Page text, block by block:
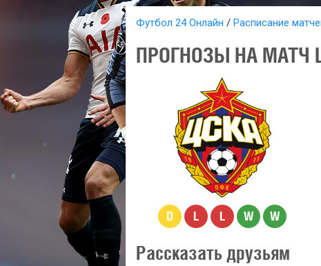
Футбол 24 Онлайн Расписание
ПРОГНОЗЫ НА МАТЧ
D L L W W
Рассказать друзьям